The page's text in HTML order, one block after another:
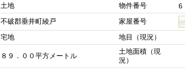
土地 物件番号
6
不破郡垂井町綾戸
家屋番号
宅地
地目（現況）
８９．００平方メートル
土地面積（現
況）